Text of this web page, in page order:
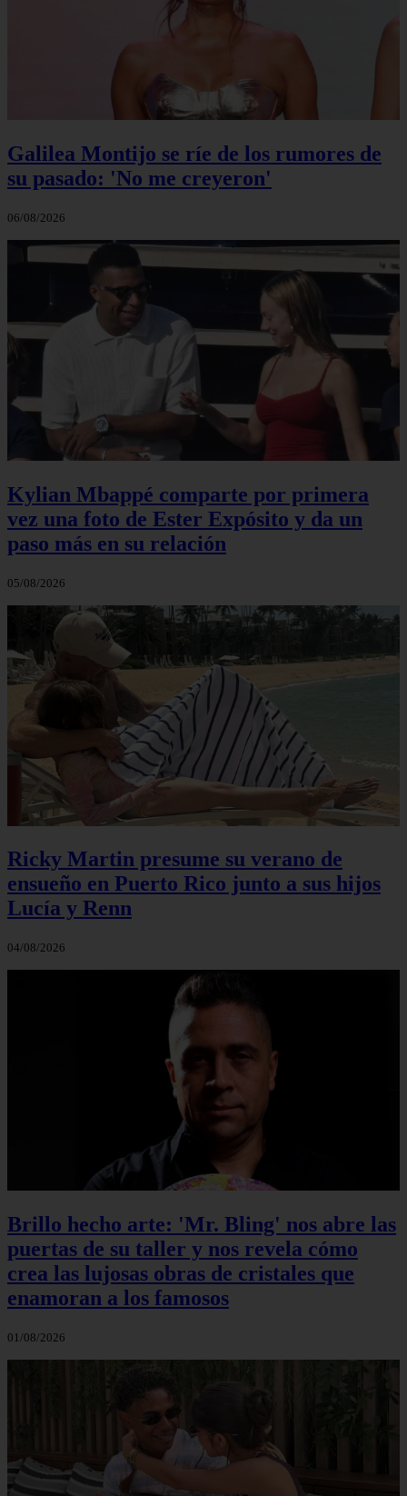
Galilea Montijo se ríe de los rumores de
su pasado: 'No me creyeron'
06/08/2026
Kylian Mbappé comparte por primera
vez una foto de Ester Expósito y da un
paso más en su relación
05/08/2026
Ricky Martin presume su verano de
ensueño en Puerto Rico junto a sus hijos
Lucía y Renn
04/08/2026
Brillo hecho arte: 'Mr. Bling' nos abre las
puertas de su taller y nos revela cómo
crea las lujosas obras de cristales que
enamoran a los famosos
01/08/2026